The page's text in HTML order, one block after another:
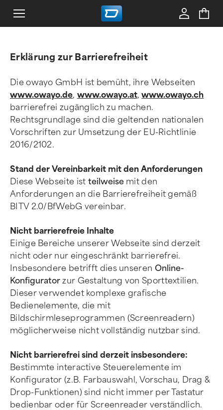
Erklärung zur Barrierefreiheit
Die owayo GmbH ist bemüht, ihre Webseiten
www.owayo.de, www.owayo.at,www.owayo.ch
barrierefrei zugänglich zu machen.
Rechtsgrundlage sind die geltenden nationalen
Vorschriften zur Umsetzung der EU-Richtlinie
2016/2102.
Stand der Vereinbarkeit mit den Anforderungen
Diese Webseite ist teilweisemit den
Anforderungen an die Barrierefreiheit gemäß
BITV 2.0/BfWebG vereinbar.
Nicht barrierefreie Inhalte
Einige Bereiche unserer Webseite sind derzeit
nicht oder nur eingeschränkt barrierefrei.
Insbesondere betrifft dies unseren Online-
Konfigurator zur Gestaltung von Sporttextilien.
Dieser verwendet komplexe grafische
Bedienelemente, die mit
Bildschirmleseprogrammen (Screenreadern)
möglicherweise nicht vollständig nutzbar sind.
Nicht barrierefrei sind derzeit insbesondere:
Bestimmte interactive Steuerelemente im
Konfigurator (z.B. Farbauswahl, Vorschau, Drag &
Drop-Funktionen) sind nicht immer per Tastatur
bedienbar oder für Screenreader verständlich.